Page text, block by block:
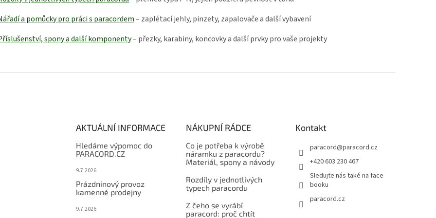
a pomůcky pro práci s paracordem– zaplétací jehly, pinzety, zapalovače a další vybavení
spony a další komponenty– přezky, karabiny, koncovky a další prvky pro vaše projekty
AKTUÁLNÍ INFORMACE
Hledáme výpomoc do
PARACORD.CZ
9.7.2026
Prázdninový provoz
kamenné prodejny
9.7.2026
NÁKUPNÍ RÁDCE
Co je potřeba k výrobě
náramku z paracordu?
Materiál, spony a návody
Rozdíly v jednotlivých
typech paracordu
Z čeho se vyrábí
paracord: proč chtít
Kontakt
paracord@paracord.cz
+420 603 230 467
Sledujte nás také na face
booku
paracord.cz